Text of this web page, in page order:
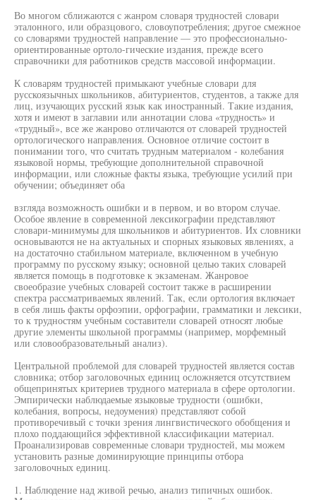
Во многом сближаются с жанром словаря трудностей словари
эталонного, или образцового, словоупотребления; другое смежное
со словарями трудностей направление — это профессионально-
ориентированные ортоло-гические издания, прежде всего
справочники для работников средств массовой информации.
К словарям трудностей примыкают учебные словари для
русскоязычных школьников, абитуриентов, студентов, а также для
лиц, изучающих русский язык как иностранный. Такие издания,
хотя и имеют в заглавии или аннотации слова «трудность» и
«трудный», все же жанрово отличаются от словарей трудностей
ортологического направления. Основное отличие состоит в
понимании того, что считать трудным материалом - колебания
языковой нормы, требующие дополнительной справочной
информации, или сложные факты языка, требующие усилий при
обучении; объединяет оба
взгляда возможность ошибки и в первом, и во втором случае.
Особое явление в современной лексикографии представляют
словари-минимумы для школьников и абитуриентов. Их словники
основываются не на актуальных и спорных языковых явлениях, а
на достаточно стабильном материале, включенном в учебную
программу по русскому языку; основной целью таких словарей
является помощь в подготовке к экзаменам. Жанровое
своеобразие учебных словарей состоит также в расширении
спектра рассматриваемых явлений. Так, если ортология включает
в себя лишь факты орфоэпии, орфографии, грамматики и лексики,
то к трудностям учебным составители словарей относят любые
другие элементы школьной программы (например, морфемный
или словообразовательный анализ).
Центральной проблемой для словарей трудностей является состав
словника; отбор заголовочных единиц осложняется отсутствием
общепринятых критериев трудного материала в сфере ортологии.
Эмпирически наблюдаемые языковые трудности (ошибки,
колебания, вопросы, недоумения) представляют собой
противоречивый с точки зрения лингвистического обобщения и
плохо поддающийся эффективной классификации материал.
Проанализировав современные словари трудностей, мы можем
установить разные доминирующие принципы отбора
заголовочных единиц.
1. Наблюдение над живой речью, анализ типичных ошибок.